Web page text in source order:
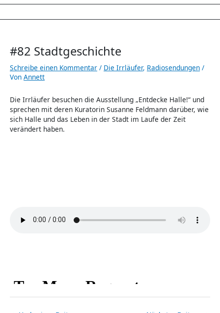
Menü
#82 Stadtgeschichte
Schreibe einen Kommentar / Die Irrläufer, Radiosendungen /
Von Annett
Die Irrläufer besuchen die Ausstellung „Entdecke Halle!“ und
sprechen mit deren Kuratorin Susanne Feldmann darüber, wie
sich Halle und das Leben in der Stadt im Laufe der Zeit
verändert haben.